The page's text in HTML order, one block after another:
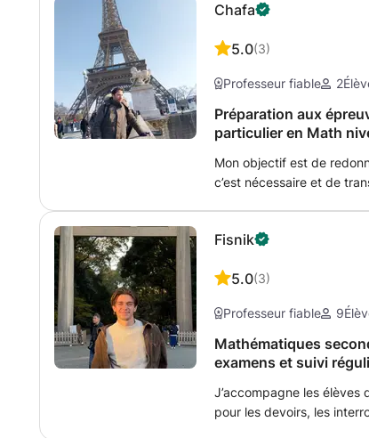
Chafa
5.0(3)
Professeur fiable 2
Préparation aux
particulier en Math
Mon objectif est de
c’est nécessaire et de
lors de cette épreuve.
l’examen dans sa
Fisnik
5.0(3)
Professeur fiable 9
Mathématiques
examens et suivi
J’accompagne les élèves
pour les devoirs, les